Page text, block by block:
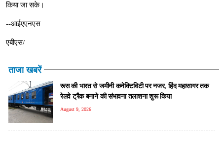
किया जा सके।
--आईएएनएस
एबीएस/
ताजा खबरें
रूस की भारत से जमीनी कनेक्टिविटी पर नजर, हिंद महासागर तक
रेलवे ट्रैक बनाने की संभावना तलाशना शुरू किया
August 9, 2026